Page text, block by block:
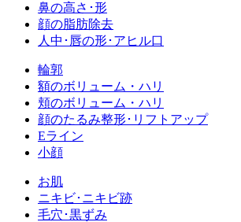
鼻の高さ･形
顔の脂肪除去
人中･唇の形･アヒル口
輪郭
額のボリューム・ハリ
頬のボリューム・ハリ
顔のたるみ整形･リフトアップ
Eライン
小顔
お肌
ニキビ･ニキビ跡
毛穴･黒ずみ